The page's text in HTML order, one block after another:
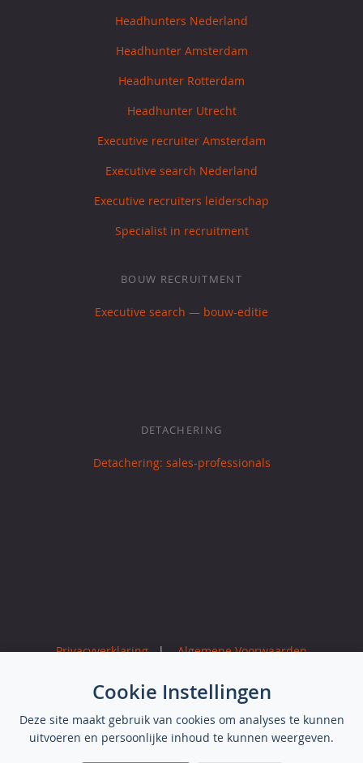
Headhunters Nederland
Headhunter Amsterdam
Headhunter Rotterdam
Headhunter Utrecht
Executive recruiter Amsterdam
Executive search Nederland
Executive recruiters leiderschap
Specialist in recruitment
BOUW RECRUITMENT
Executive search — bouw-editie
DETACHERING
Detachering: sales-professionals
Privacyverklaring|Algemene Voorwaarden
Cookie Instellingen
Deze site maakt gebruik van cookies om analyses te kunnen
uitvoeren en persoonlijke inhoud te kunnen weergeven.